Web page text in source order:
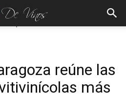
reúne las
más